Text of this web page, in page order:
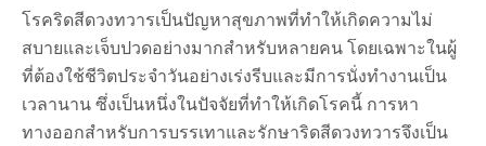
โรคริดสีดวงทวารเป็นปัญหาสุขภาพที่ทำให้เกิดความไม่
สบายและเจ็บปวดอย่างมากสำหรับหลายคน โดยเฉพาะในผู้
ที่ต้องใช้ชีวิตประจำวันอย่างเร่งรีบและมีการนั่งทำงานเป็น
เวลานาน ซึ่งเป็นหนึ่งในปัจจัยที่ทำให้เกิดโรคนี้ การหา
ทางออกสำหรับการบรรเทาและรักษาริดสีดวงทวารจึงเป็น